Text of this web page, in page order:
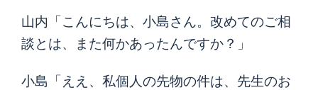
山内「こんにちは、小島さん。改めてのご相
談とは、また何かあったんですか？」
小島「ええ、私個人の先物の件は、先生のお